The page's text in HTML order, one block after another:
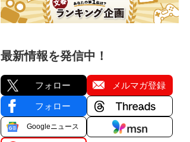
最新情報を発信中！
フォロー メルマガ登録
フォロー
Googleニュース